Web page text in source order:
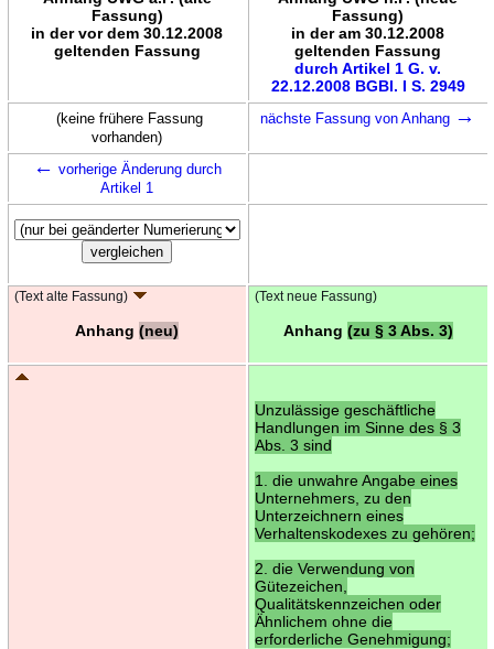
Fassung)
in der vor dem 30.12.2008
geltenden Fassung
Fassung)
in der am 30.12.2008
geltenden Fassung
durch Artikel 1 G. v.
22.12.2008 BGBl. I S. 2949
(keine frühere Fassung
vorhanden)
nächste Fassung von Anhang →
← vorherige Änderung durch
Artikel 1
(Text alte Fassung)
Anhang (neu)
(Text neue Fassung)
Anhang (zu § 3 Abs. 3)
Unzulässige geschäftliche
Handlungen im Sinne des § 3
Abs. 3 sind
1. die unwahre Angabe eines
Unternehmers, zu den
Unterzeichnern eines
Verhaltenskodexes zu gehören;
2. die Verwendung von
Gütezeichen,
Qualitätskennzeichen oder
Ähnlichem ohne die
erforderliche Genehmigung;